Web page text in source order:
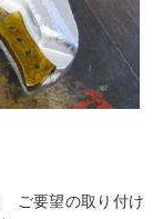
ご要望の取り付け